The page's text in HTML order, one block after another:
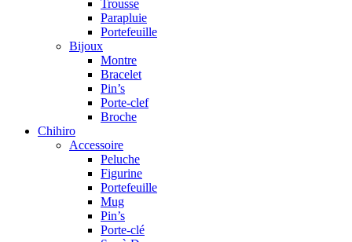
Trousse
Parapluie
Portefeuille
Bijoux
Montre
Bracelet
Pin’s
Porte-clef
Broche
Chihiro
Accessoire
Peluche
Figurine
Portefeuille
Mug
Pin’s
Porte-clé